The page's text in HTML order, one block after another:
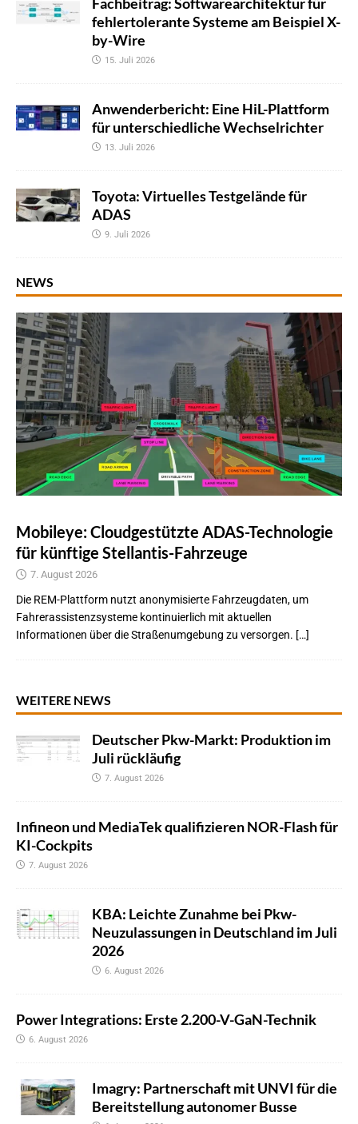
fehlertolerante Systeme am Beispiel X-
by-Wire
15. Juli 2026
Anwenderbericht: Eine HiL-Plattform
für unterschiedliche Wechselrichter
13. Juli 2026
Toyota: Virtuelles Testgelände für
ADAS
9. Juli 2026
NEWS
Mobileye: Cloudgestützte ADAS-Technologie
für künftige Stellantis-Fahrzeuge
7. August 2026
Die REM-Plattform nutzt anonymisierte Fahrzeugdaten, um
Fahrerassistenzsysteme kontinuierlich mit aktuellen
Informationen über die Straßenumgebung zu versorgen. […]
WEITERE NEWS
Deutscher Pkw-Markt: Produktion im
Juli rückläufig
7. August 2026
Infineon und MediaTek qualifizieren NOR-Flash für
KI-Cockpits
7. August 2026
KBA: Leichte Zunahme bei Pkw-
Neuzulassungen in Deutschland im Juli
2026
6. August 2026
Power Integrations: Erste 2.200-V-GaN-Technik
6. August 2026
Imagry: Partnerschaft mit UNVI für die
Bereitstellung autonomer Busse